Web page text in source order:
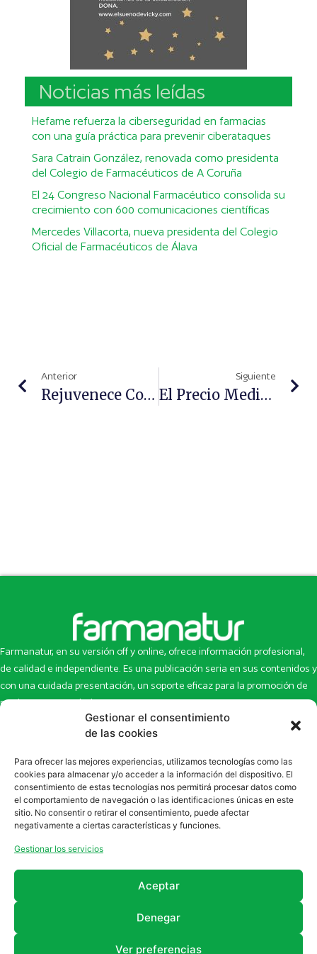
Gestionar el consentimiento
de las cookies
Para ofrecer las mejores experiencias, utilizamos tecnologías como las
cookies para almacenar y/o acceder a la información del dispositivo. El
consentimiento de estas tecnologías nos permitirá procesar datos como
el comportamiento de navegación o las identificaciones únicas en este
sitio. No consentir o retirar el consentimiento, puede afectar
negativamente a ciertas características y funciones.
Gestionar los servicios
Aceptar
Denegar
Ver preferencias
Noticias más leídas
Hefame refuerza la ciberseguridad en farmacias
con una guía práctica para prevenir ciberataques
Sara Catrain González, renovada como presidenta
del Colegio de Farmacéuticos de A Coruña
El 24 Congreso Nacional Farmacéutico consolida su
crecimiento con 600 comunicaciones científicas
Mercedes Villacorta, nueva presidenta del Colegio
Oficial de Farmacéuticos de Álava
Anterior
Rejuvenece Con Elegancia Con El Nuevo Ellansé
Siguiente
El Precio Medio De Los Medicamentos En España Es Un 15% Inferior A La Media De Los Países De La Eurozona
Farmanatur, en su versión off y online, ofrece información profesional,
de calidad e independiente. Es una publicación seria en sus contenidos y
con una cuidada presentación, un soporte eficaz para la promoción de
productos y novedades.
Inicio
Newsletter
Eco Multimedia
Contacto
Artículos
Escaparate
Enlaces de interés
SUSCRÍBETE A NUESTRO NEWSLETTER
la sección deNewsletter